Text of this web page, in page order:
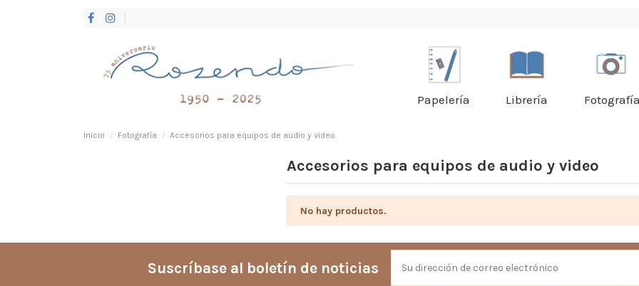
Papelería Librería
Inicio Fotografía Accesorios para equipos de audio y video
Accesorios para equipos de audio y video
No hay productos.
Suscríbase al boletín de noticias